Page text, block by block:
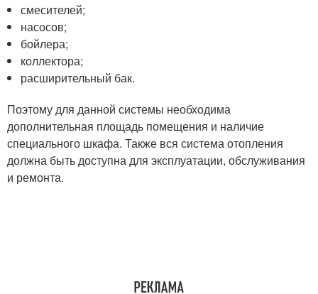
смесителей;
насосов;
бойлера;
коллектора;
расширительный бак.
Поэтому для данной системы необходима
дополнительная площадь помещения и наличие
специального шкафа. Также вся система отопления
должна быть доступна для эксплуатации, обслуживания
и ремонта.